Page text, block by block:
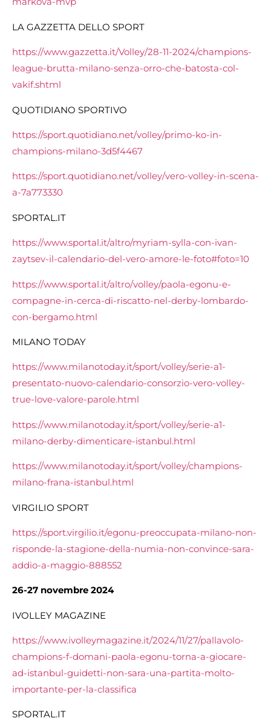
LA GAZZETTA DELLO SPORT
https://www.gazzetta.it/Volley/28-11-2024/champions-
league-brutta-milano-senza-orro-che-batosta-col-
vakif.shtml
QUOTIDIANO SPORTIVO
https://sport.quotidiano.net/volley/primo-ko-in-
champions-milano-3d5f4467
https://sport.quotidiano.net/volley/vero-volley-in-scena-
a-7a773330
SPORTAL.IT
https://www.sportal.it/altro/myriam-sylla-con-ivan-
zaytsev-il-calendario-del-vero-amore-le-foto#foto=10
https://www.sportal.it/altro/volley/paola-egonu-e-
compagne-in-cerca-di-riscatto-nel-derby-lombardo-
con-bergamo.html
MILANO TODAY
https://www.milanotoday.it/sport/volley/serie-a1-
presentato-nuovo-calendario-consorzio-vero-volley-
true-love-valore-parole.html
https://www.milanotoday.it/sport/volley/serie-a1-
milano-derby-dimenticare-istanbul.html
https://www.milanotoday.it/sport/volley/champions-
milano-frana-istanbul.html
VIRGILIO SPORT
https://sport.virgilio.it/egonu-preoccupata-milano-non-
risponde-la-stagione-della-numia-non-convince-sara-
addio-a-maggio-888552
26-27 novembre 2024
IVOLLEY MAGAZINE
https://www.ivolleymagazine.it/2024/11/27/pallavolo-
champions-f-domani-paola-egonu-torna-a-giocare-
ad-istanbul-guidetti-non-sara-una-partita-molto-
importante-per-la-classifica
SPORTAL.IT